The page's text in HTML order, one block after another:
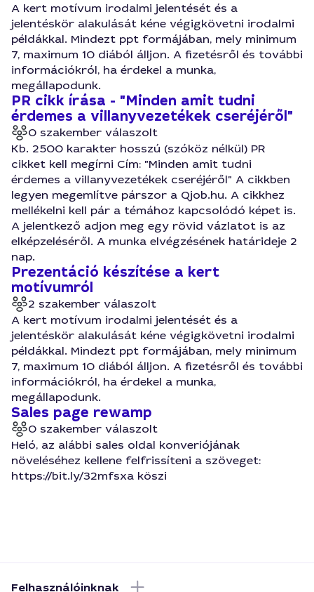
A kert motívum irodalmi jelentését és a
jelentéskör alakulását kéne végigkövetni irodalmi
példákkal. Mindezt ppt formájában, mely minimum
7, maximum 10 diából álljon. A fizetésről és további
információkról, ha érdekel a munka,
megállapodunk.
PR cikk írása - "Minden amit tudni
érdemes a villanyvezetékek cseréjéről"
0 szakember válaszolt
Kb. 2500 karakter hosszú (szóköz nélkül) PR
cikket kell megírni Cím: "Minden amit tudni
érdemes a villanyvezetékek cseréjéről" A cikkben
legyen megemlítve párszor a Qjob.hu. A cikkhez
mellékelni kell pár a témához kapcsolódó képet is.
A jelentkező adjon meg egy rövid vázlatot is az
elképzeléséről. A munka elvégzésének határideje 2
nap.
Prezentáció készítése a kert
motívumról
2 szakember válaszolt
A kert motívum irodalmi jelentését és a
jelentéskör alakulását kéne végigkövetni irodalmi
példákkal. Mindezt ppt formájában, mely minimum
7, maximum 10 diából álljon. A fizetésről és további
információkról, ha érdekel a munka,
megállapodunk.
Sales page rewamp
0 szakember válaszolt
Heló, az alábbi sales oldal konveriójának
növeléséhez kellene felfrissíteni a szöveget:
https://bit.ly/32mfsxa köszi
Felhasználóinknak